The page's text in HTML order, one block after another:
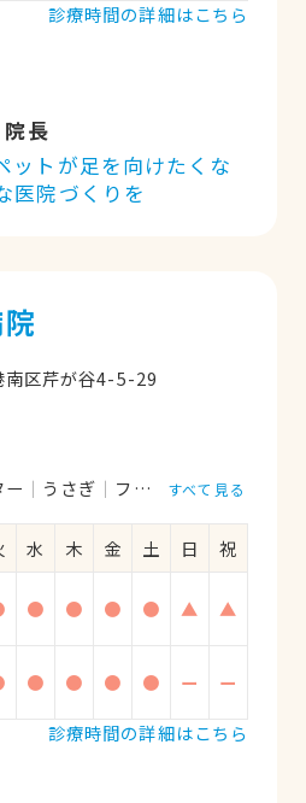
診療時間の詳細はこちら
長
ットが足を向けたくな
医院づくりを
南区芹が谷4-5-29
うさぎ フェレット すべて見る
水 木 金 土 日
祝
● ● ● ● ▲ ▲
● ● ● ● ー
ー
診療時間の詳細はこちら